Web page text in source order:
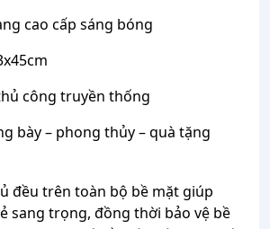
cao cấp sáng bóng
công truyền thống
bày – phong thủy – quà tặng
đều trên toàn bộ bề mặt giúp
sang trọng, đồng thời bảo vệ bề